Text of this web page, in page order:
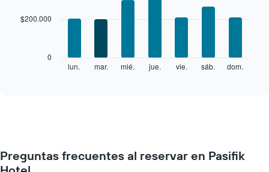
habitación
por
lun. mar. mié. jue. vie. sáb. dom.
0
$200.000
Preguntas frecuentes al reservar en Pasifik